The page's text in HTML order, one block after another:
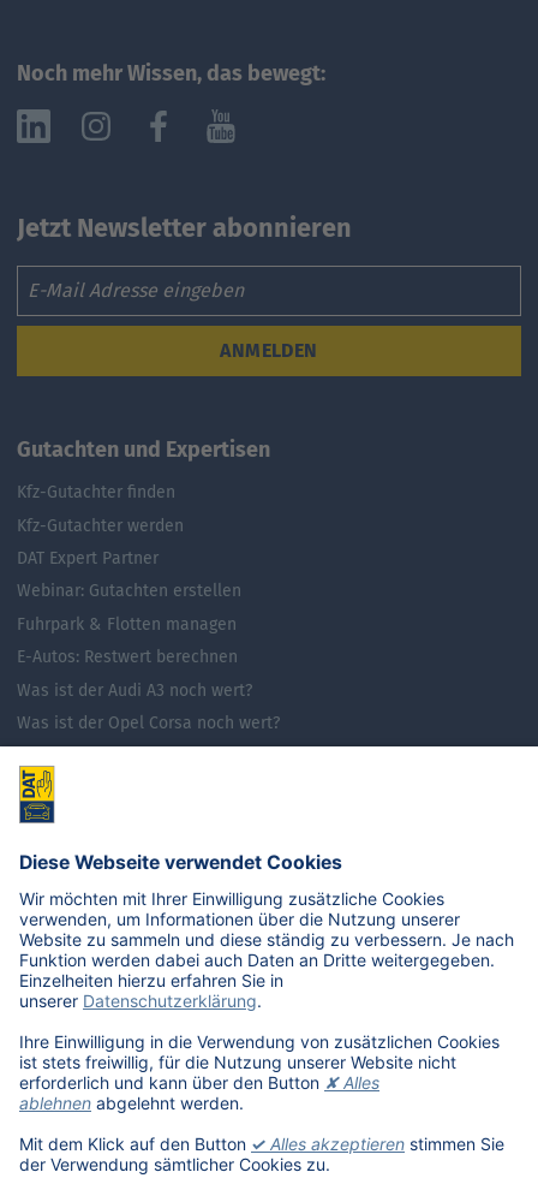
Noch mehr Wissen, das bewegt:
Jetzt Newsletter abonnieren
Email
ANMELDEN
Gutachten und Expertisen
Kfz-Gutachter finden
Kfz-Gutachter werden
DAT Expert Partner
Webinar: Gutachten erstellen
Fuhrpark & Flotten managen
E-Autos: Restwert berechnen
Was ist der Audi A3 noch wert?
Was ist der Opel Corsa noch wert?
Was ist der VW Golf noch wert?
E-Mobilität in Deutschland
Karriere
Übersicht
Stellenangebote
Benefits
DAT als Arbeitgeber
Schüler, Absolventen, Studenten
#getDATjob
DAT International